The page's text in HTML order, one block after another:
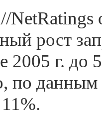
NetRatings
рост
2005 г. до
по данным